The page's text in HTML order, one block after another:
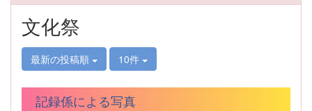
文化祭
最新の投稿順 10件
記録係による写真